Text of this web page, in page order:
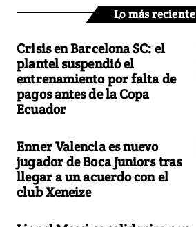
Lo más reciente
Crisis en Barcelona SC: el
plantel suspendió el
entrenamiento por falta de
pagos antes de la Copa
Ecuador
Enner Valencia es nuevo
jugador de Boca Juniors tras
llegar a un acuerdo con el
club Xeneize